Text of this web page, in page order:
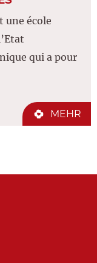
une école
qui a pour
MEHR